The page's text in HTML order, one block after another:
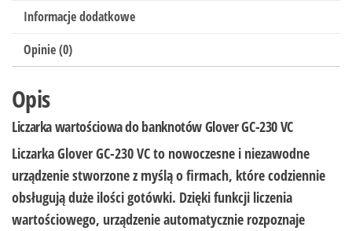
Informacje dodatkowe
Opinie (0)
Opis
Liczarka wartościowa do banknotówGlover GC-230 VC
LiczarkaGlover GC-230 VCto nowoczesne i niezawodne
urządzenie stworzone z myślą o firmach, które codziennie
obsługują duże ilości gotówki. Dzięki funkcji liczenia
wartościowego, urządzenie automatycznie rozpoznaje